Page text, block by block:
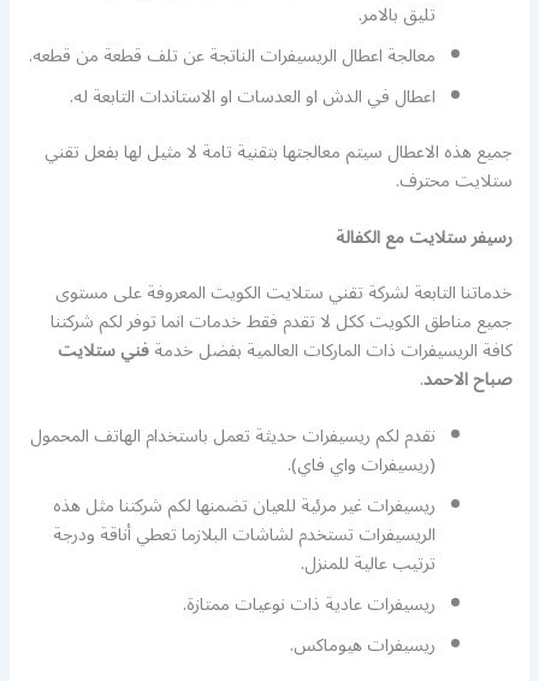
تليق بالامر.
معالجة اعطال الريسيفرات الناتجة عن تلف قطعة من قطعه.
اعطال في الدش او العدسات او الاستاندات التابعة له.
جميع هذه الاعطال سيتم معالجتها بتقنية تامة لا مثيل لها بفعل تقني
ستلايت محترف.
رسيفر ستلايت مع الكفالة
خدماتنا التابعة لشركة تقني ستلايت الكويت المعروفة على مستوى
جميع مناطق الكويت ككل لا تقدم فقط خدمات انما توفر لكم شركتنا
كافة الريسيفرات ذات الماركات العالمية بفضل خدمةفني ستلايت
صباح الاحمد.
نقدم لكم ريسيفرات حديثة تعمل باستخدام الهاتف المحمول
(ريسيفرات واي فاي).
ريسيفرات غير مرئية للعيان تضمنها لكم شركتنا مثل هذه
الريسيفرات تستخدم لشاشات البلازما تعطي أناقة ودرجة
ترتيب عالية للمنزل.
ريسيفرات عادية ذات نوعيات ممتازة.
ريسيفرات هيوماكس.